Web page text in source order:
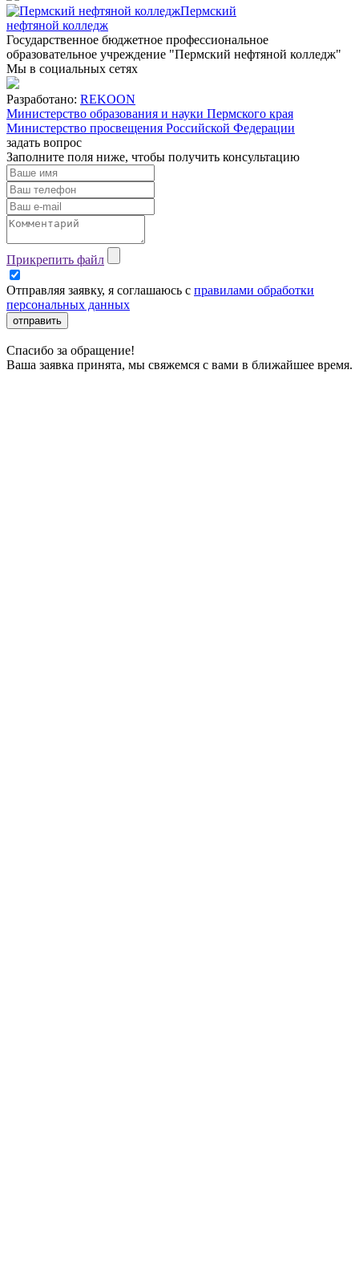
Пермский
нефтяной колледж
Государственное бюджетное профессиональное
образовательное учреждение "Пермский нефтяной колледж"
Мы в социальных сетях
Разработано: REKOON
Министерство образования и науки Пермского края
Министерство просвещения Российской Федерации
задать вопрос
Заполните поля ниже, чтобы получить консультацию
Прикрепить файл
Отправляя заявку, я соглашаюсь с правилами обработки
персональных данных
отправить
Спасибо за обращение!
Ваша заявка принята, мы свяжемся с вами в ближайшее время.